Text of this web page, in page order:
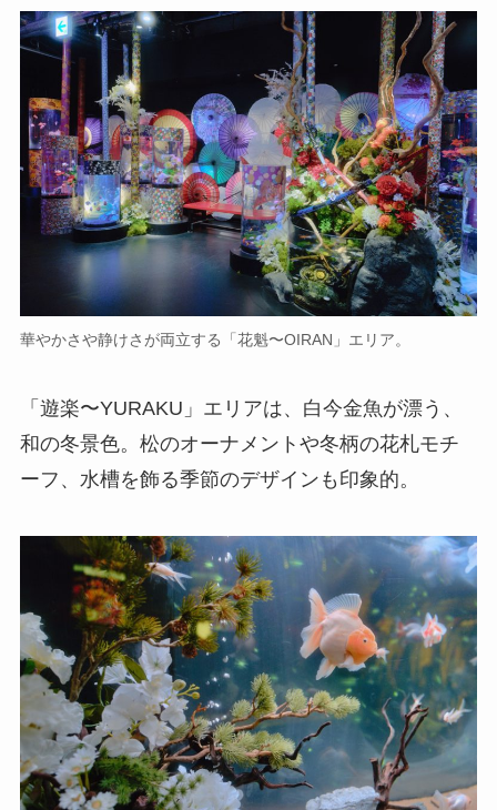
華やかさや静けさが両立する「花魁〜OIRAN」エリア。
「遊楽〜YURAKU」エリアは、白今金魚が漂う、
和の冬景色。松のオーナメントや冬柄の花札モチ
ーフ、水槽を飾る季節のデザインも印象的。